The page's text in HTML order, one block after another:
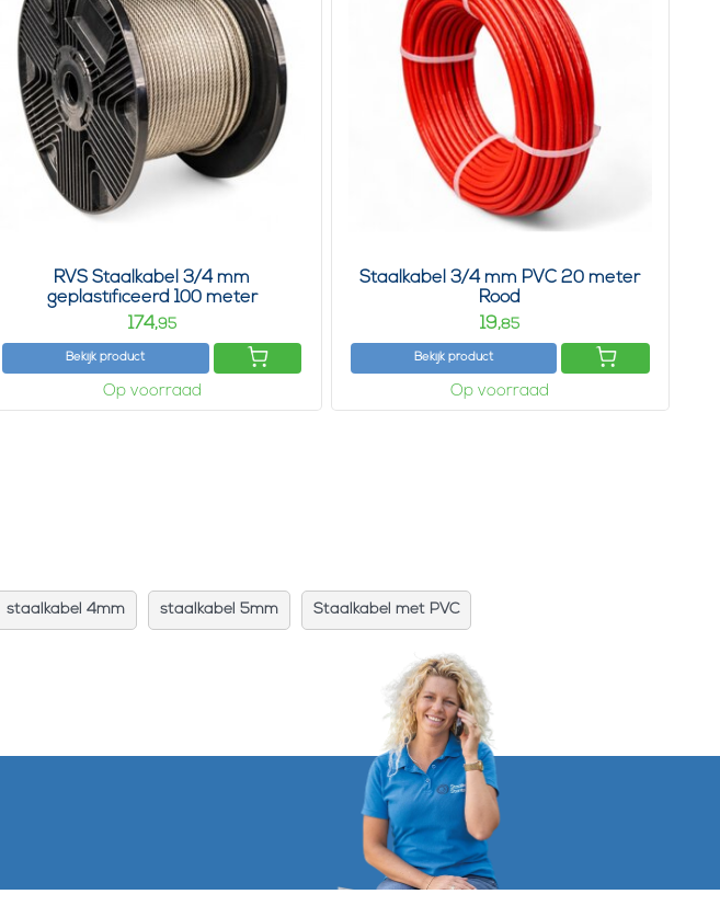
RVS Staalkabel 3/4 mm
geplastificeerd 100 meter
174,95
Bekijk product
Op voorraad
Staalkabel 3/4 mm PVC 20 meter
Rood
19,85
Bekijk product
Op voorraad
staalkabel 4mm staalkabel 5mm Staalkabel met PVC